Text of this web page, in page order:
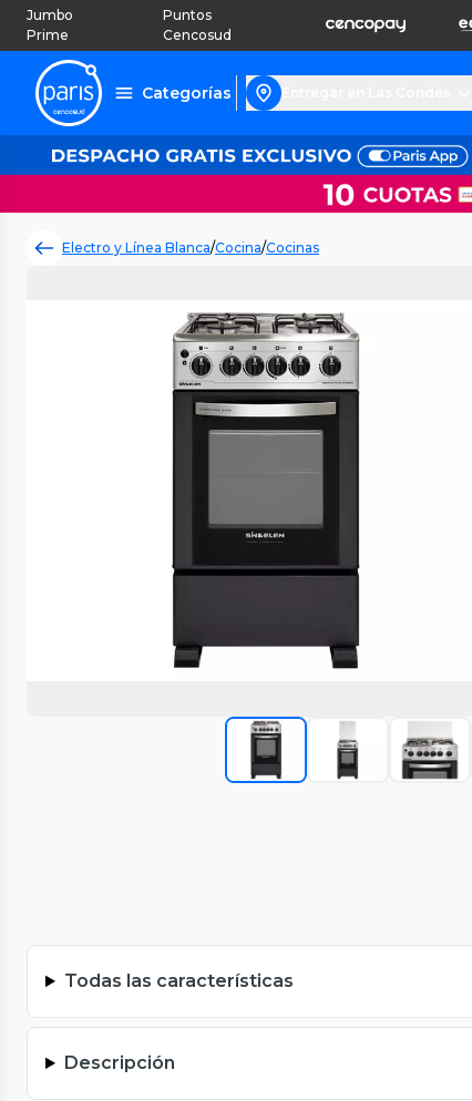
Jumbo
Prime
Puntos
Cencosud
Categorías
Electro y Línea Blanca/Cocina/Cocinas
Todas las características
Descripción